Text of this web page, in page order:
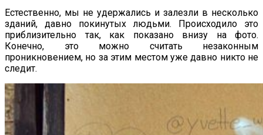
Естественно, мы не удержались и залезли в несколько
зданий, давно покинутых людьми. Происходило это
приблизительно так, как показано внизу на фото.
Конечно, это можно считать незаконным
проникновением, но за этим местом уже давно никто не
следит.